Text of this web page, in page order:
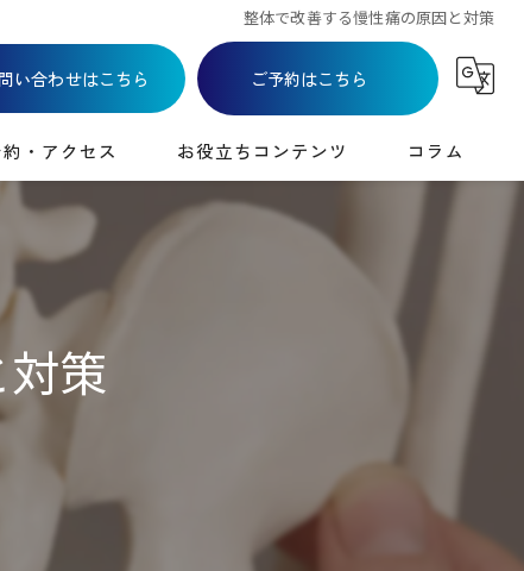
整体で改善する慢性痛の原因と対策
い合わせはこちら ご予約はこちら
・アクセス お役立ちコンテンツ コラム
策